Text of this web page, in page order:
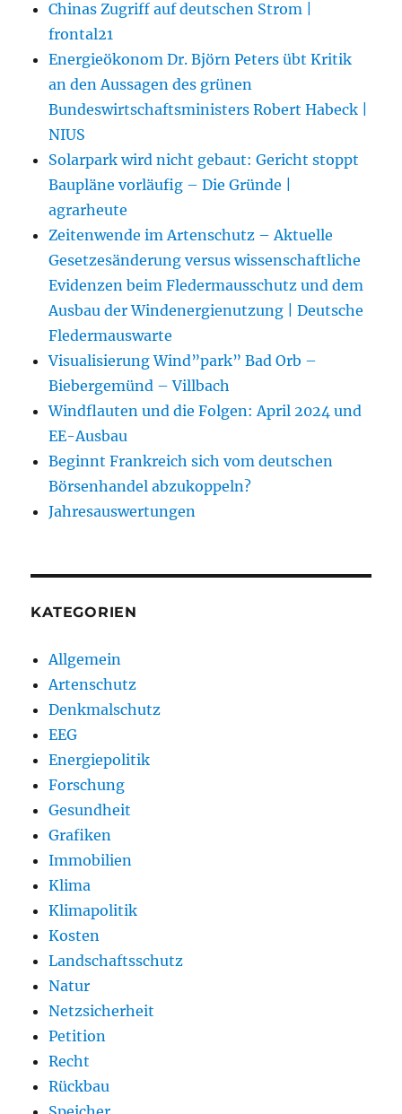
Chinas Zugriff auf deutschen Strom |
frontal21
Energieökonom Dr. Björn Peters übt Kritik
an den Aussagen des grünen
Bundeswirtschaftsministers Robert Habeck |
NIUS
Solarpark wird nicht gebaut: Gericht stoppt
Baupläne vorläufig – Die Gründe |
agrarheute
Zeitenwende im Artenschutz – Aktuelle
Gesetzesänderung versus wissenschaftliche
Evidenzen beim Fledermausschutz und dem
Ausbau der Windenergienutzung | Deutsche
Fledermauswarte
Visualisierung Wind”park” Bad Orb –
Biebergemünd – Villbach
Windflauten und die Folgen: April 2024 und
EE-Ausbau
Beginnt Frankreich sich vom deutschen
Börsenhandel abzukoppeln?
Jahresauswertungen
KATEGORIEN
Allgemein
Artenschutz
Denkmalschutz
EEG
Energiepolitik
Forschung
Gesundheit
Grafiken
Immobilien
Klima
Klimapolitik
Kosten
Landschaftsschutz
Natur
Netzsicherheit
Petition
Recht
Rückbau